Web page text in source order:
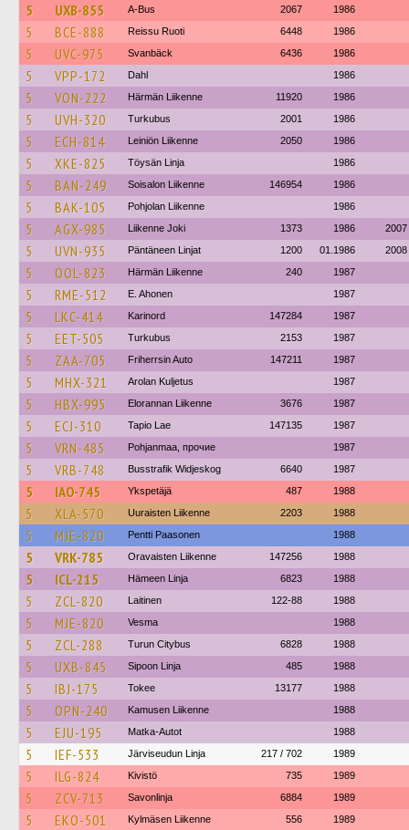
5 UXB-855 A-Bus 2067 1986
5 BCE-888 Reissu Ruoti 6448 1986
5 UVC-975 Svanbäck 6436 1986
5 VPP-172 Dahl 1986
5 VON-222 Härmän Liikenne 11920 1986
5 UVH-320 Turkubus 2001 1986
5 ECH-814 Leiniön Liikenne 2050 1986
5 XKE-825 Töysän Linja 1986
5 BAN-249 Soisalon Liikenne 146954 1986
5 BAK-105 Pohjolan Liikenne 1986
5 AGX-985 Liikenne Joki 1373 1986 2007
5 UVN-935 Päntäneen Linjat 1200 01.1986 2008
5 OOL-823 Härmän Liikenne 240 1987
5 RME-512 E. Ahonen 1987
5 LKC-414 Karinord 147284 1987
5 EET-505 Turkubus 2153 1987
5 ZAA-705 Friherrsin Auto 147211 1987
5 MHX-321 Arolan Kuljetus 1987
5 HBX-995 Elorannan Liikenne 3676 1987
5 ECJ-310 Tapio Lae 147135 1987
5 VRN-485 Pohjanmaa, прочие 1987
5 VRB-748 Busstrafik Widjeskog 6640 1987
5 IAO-745 Ykspetäjä 487 1988
5 XLA-570 Uuraisten Liikenne 2203 1988
5 MJE-820 Pentti Paasonen 1988
5 VRK-785 Oravaisten Liikenne 147256 1988
5 ICL-215 Hämeen Linja 6823 1988
5 ZCL-820 Laitinen 122-88 1988
5 MJE-820 Vesma 1988
5 ZCL-288 Turun Citybus 6828 1988
5 UXB-845 Sipoon Linja 485 1988
5 IBJ-175 Tokee 13177 1988
5 OPN-240 Kamusen Liikenne 1988
5 EJU-195 Matka-Autot 1988
5 IEF-533 Järviseudun Linja 217 / 702 1989
5 ILG-824 Kivistö 735 1989
5 ZCV-713 Savonlinja 6884 1989
5 EKO-501 Kylmäsen Liikenne 556 1989